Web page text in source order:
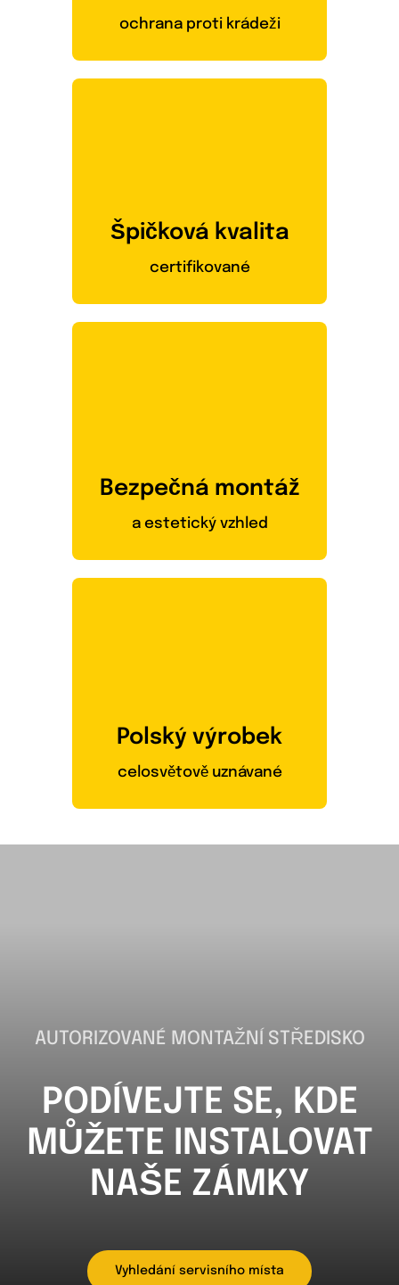
ochrana proti krádeži
Špičková kvalita
certifikované
Bezpečná montáž
a estetický vzhled
Polský výrobek
celosvětově uznávané
AUTORIZOVANÉ MONTAŽNÍ STŘEDISKO
PODÍVEJTE SE, KDE
MŮŽETE INSTALOVAT
NAŠE ZÁMKY
Vyhledání servisního místa